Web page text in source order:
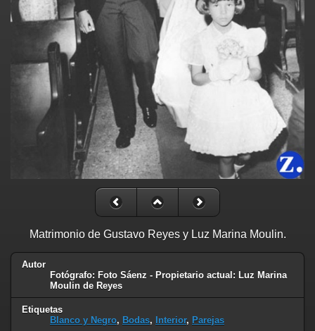
Matrimonio de Gustavo Reyes y Luz Marina Moulin.
Autor
Fotógrafo: Foto Sáenz - Propietario actual: Luz Marina
Moulin de Reyes
Etiquetas
Blanco y Negro, Bodas, Interior, Parejas